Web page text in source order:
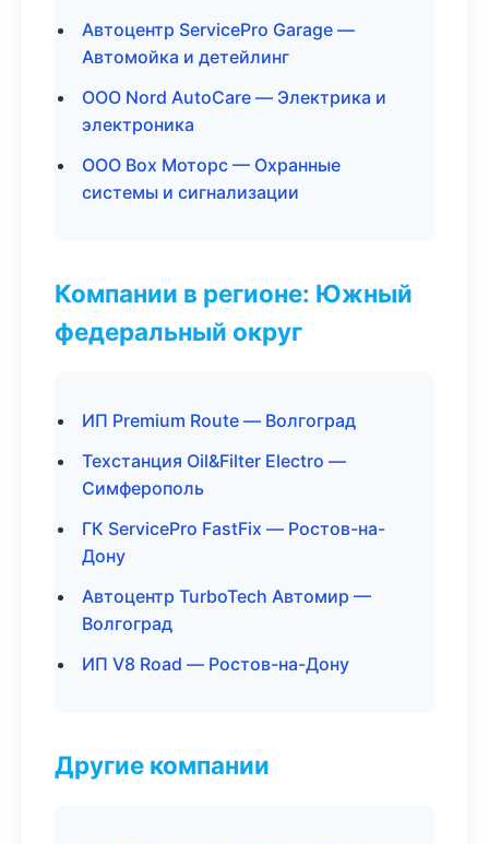
Автоцентр ServicePro Garage —
Автомойка и детейлинг
ООО Nord AutoCare — Электрика и
электроника
ООО Box Моторс — Охранные
системы и сигнализации
Компании в регионе: Южный
федеральный округ
ИП Premium Route — Волгоград
Техстанция Oil&Filter Electro —
Симферополь
ГК ServicePro FastFix — Ростов-на-
Дону
Автоцентр TurboTech Автомир —
Волгоград
ИП V8 Road — Ростов-на-Дону
Другие компании